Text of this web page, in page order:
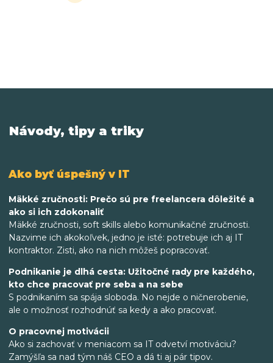
Návody, tipy a triky
Ako byť úspešný v IT
Mäkké zručnosti: Prečo sú pre freelancera dôležité a
ako si ich zdokonaliť
Mäkké zručnosti, soft skills alebo komunikačné zručnosti.
Nazvime ich akokoľvek, jedno je isté: potrebuje ich aj IT
kontraktor. Zisti, ako na nich môžeš popracovať.
Podnikanie je dlhá cesta: Užitočné rady pre každého,
kto chce pracovať pre seba a na sebe
S podnikaním sa spája sloboda. No nejde o ničnerobenie,
ale o možnosť rozhodnúť sa kedy a ako pracovať.
O pracovnej motivácii
Ako si zachovať v meniacom sa IT odvetví motiváciu?
Zamýšľa sa nad tým náš CEO a dá ti aj pár tipov.